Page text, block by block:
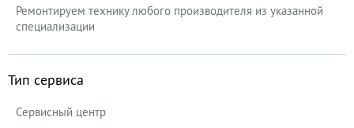
Ремонтируем технику любого производителя из указанной
специализации
Тип сервиса
Сервисный центр